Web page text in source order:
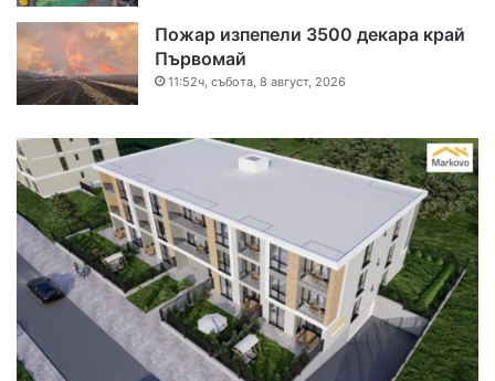
Пожар изпепели 3500 декара край
Първомай
11:52ч, събота, 8 август, 2026